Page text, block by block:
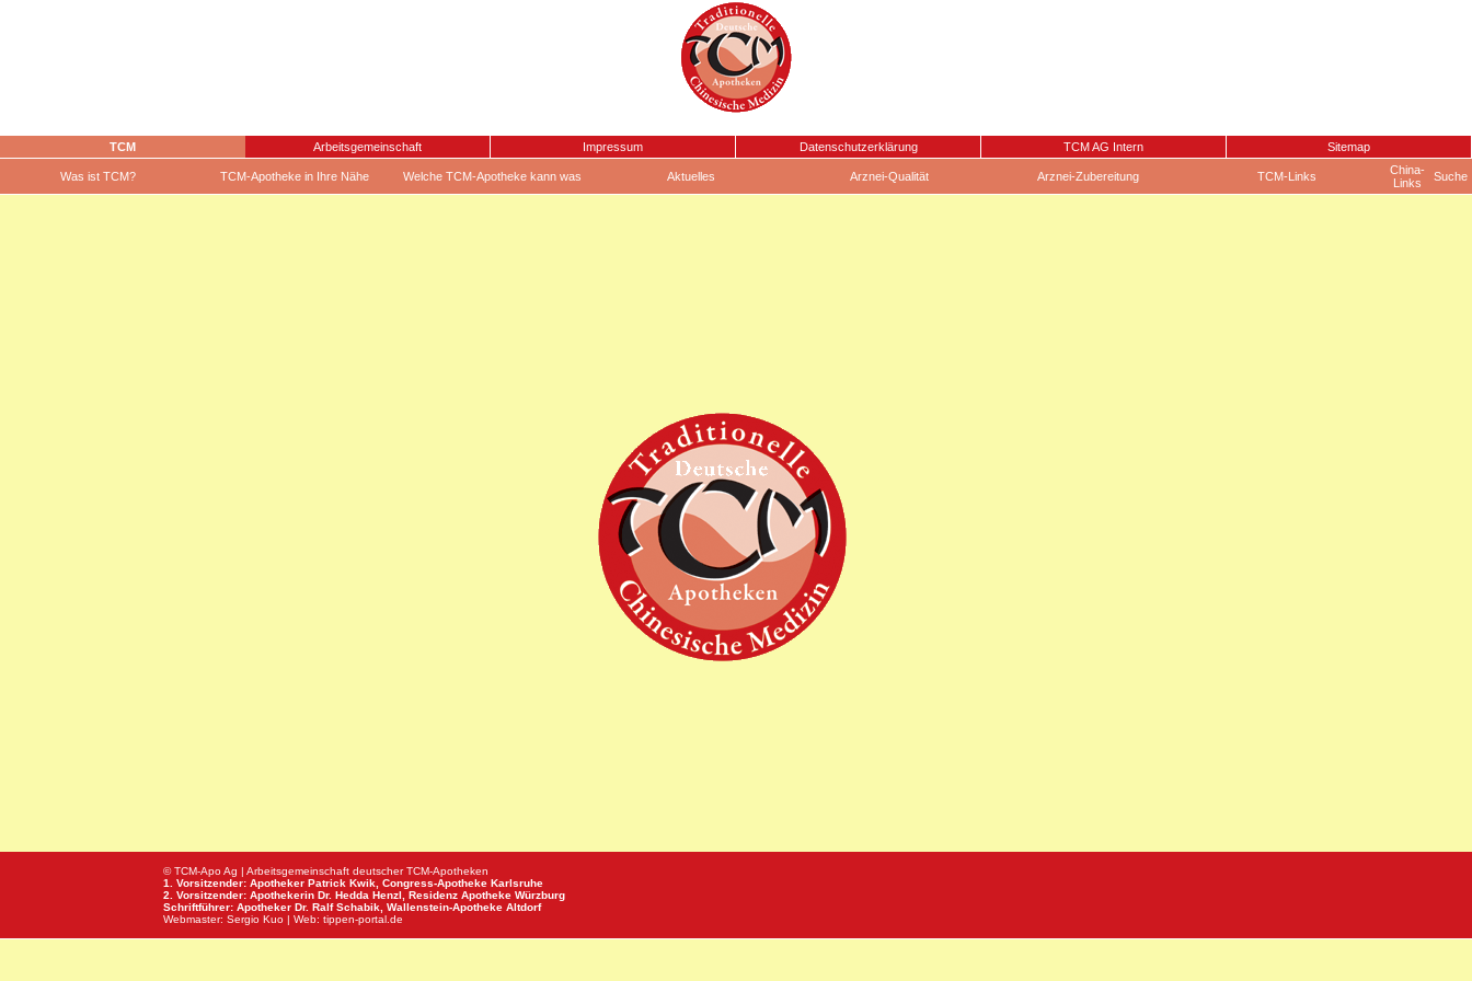
TCM Arbeitsgemeinschaft Impressum Datenschutzerklärung TCM AG Intern Sitemap
Was ist TCM? TCM-Apotheke in Ihre Nähe Welche TCM-Apotheke kann was Aktuelles Arznei-Qualität Arznei-Zubereitung TCM-Links
China-
Links
Suche
© TCM-Apo Ag | Arbeitsgemeinschaft deutscher TCM-Apotheken
1. Vorsitzender: Apotheker Patrick Kwik, Congress-Apotheke Karlsruhe
2. Vorsitzender: Apothekerin Dr. Hedda Henzl, Residenz Apotheke Würzburg
Schriftführer: Apotheker Dr. Ralf Schabik, Wallenstein-Apotheke Altdorf
Webmaster: Sergio Kuo | Web: tippen-portal.de